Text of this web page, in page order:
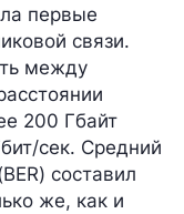
первые
связи.
между
200 Гбайт
сек. Средний
составил
же, как и